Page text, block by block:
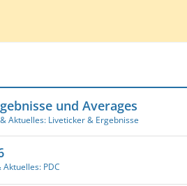
und Averages
Aktuelles: Liveticker & Ergebnisse
Aktuelles: PDC